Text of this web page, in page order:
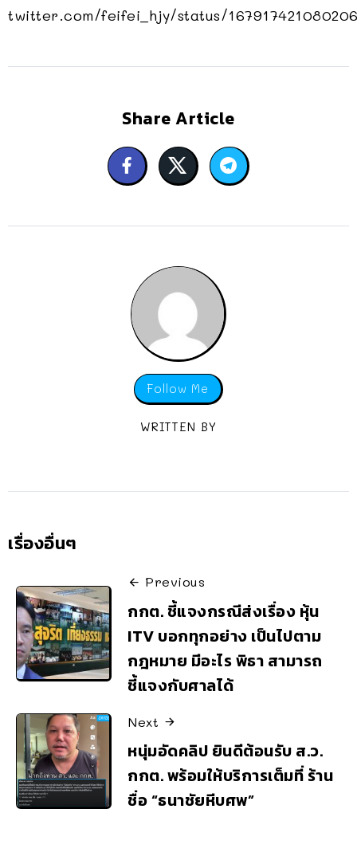
twitter.com/feifei_hjy/status/
Share Article
Follow Me
WRITTEN BY
เรื่องอื่นๆ
Previous
กกต. ชี้แจงกรณีส่งเรื่อง หุ้น
ITV บอกทุกอย่าง เป็นไปตาม
กฎหมาย มีอะไร พิธา สามารถ
ชี้แจงกับศาลได้
Next
หนุ่มอัดคลิป ยินดีต้อนรับ ส.ว.
กกต. พร้อมให้บริการเต็มที่ ร้าน
ชื่อ “ธนาชัยหีบศพ”